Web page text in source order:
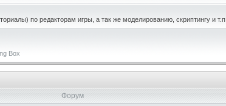
по редакторам игры, а так же моделированию, скриптингу и т.п.
Box
Форум